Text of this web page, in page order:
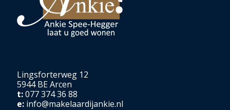
Lingsforterweg 12
5944 BE Arcen
t:077 374 36 88
e: info@makelaardijankie.nl